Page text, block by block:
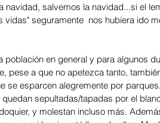
salvemos la navidad...si el
seguramente  nos hubiera ido
en general y para algunos
pese a que no apetezca tanto,
se esparcen alegremente por
sepultadas/tapadas por el
y molestan incluso más.